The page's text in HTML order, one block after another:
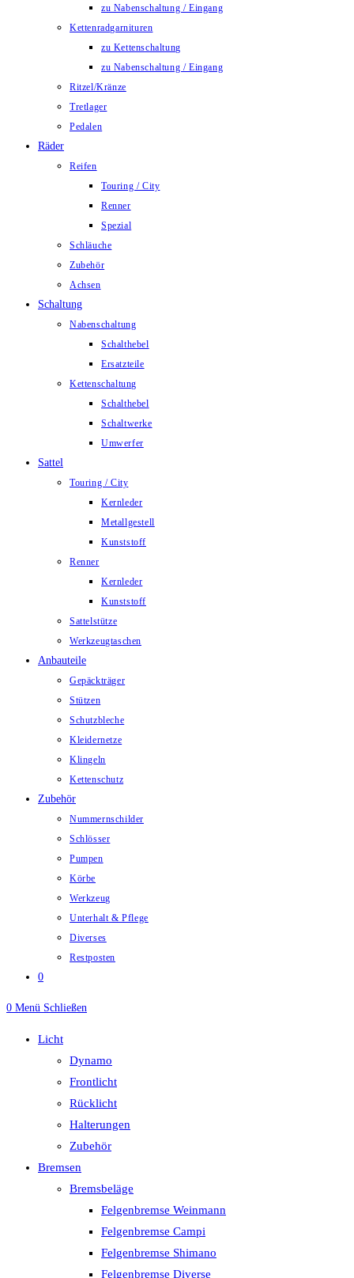
zu Nabenschaltung / Eingang
Kettenradgarnituren
zu Kettenschaltung
zu Nabenschaltung / Eingang
Ritzel/Kränze
Tretlager
Pedalen
Räder
Reifen
Touring / City
Renner
Spezial
Schläuche
Zubehör
Achsen
Schaltung
Nabenschaltung
Schalthebel
Ersatzteile
Kettenschaltung
Schalthebel
Schaltwerke
Umwerfer
Sattel
Touring / City
Kernleder
Metallgestell
Kunststoff
Renner
Kernleder
Kunststoff
Sattelstütze
Werkzeugtaschen
Anbauteile
Gepäckträger
Stützen
Schutzbleche
Kleidernetze
Klingeln
Kettenschutz
Zubehör
Nummernschilder
Schlösser
Pumpen
Körbe
Werkzeug
Unterhalt & Pflege
Diverses
Restposten
0
0 Menü Schließen
Licht
Dynamo
Frontlicht
Rücklicht
Halterungen
Zubehör
Bremsen
Bremsbeläge
Felgenbremse Weinmann
Felgenbremse Campi
Felgenbremse Shimano
Felgenbremse Diverse